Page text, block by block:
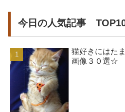
今日の人気記事
猫好きにはた
画像３０選☆